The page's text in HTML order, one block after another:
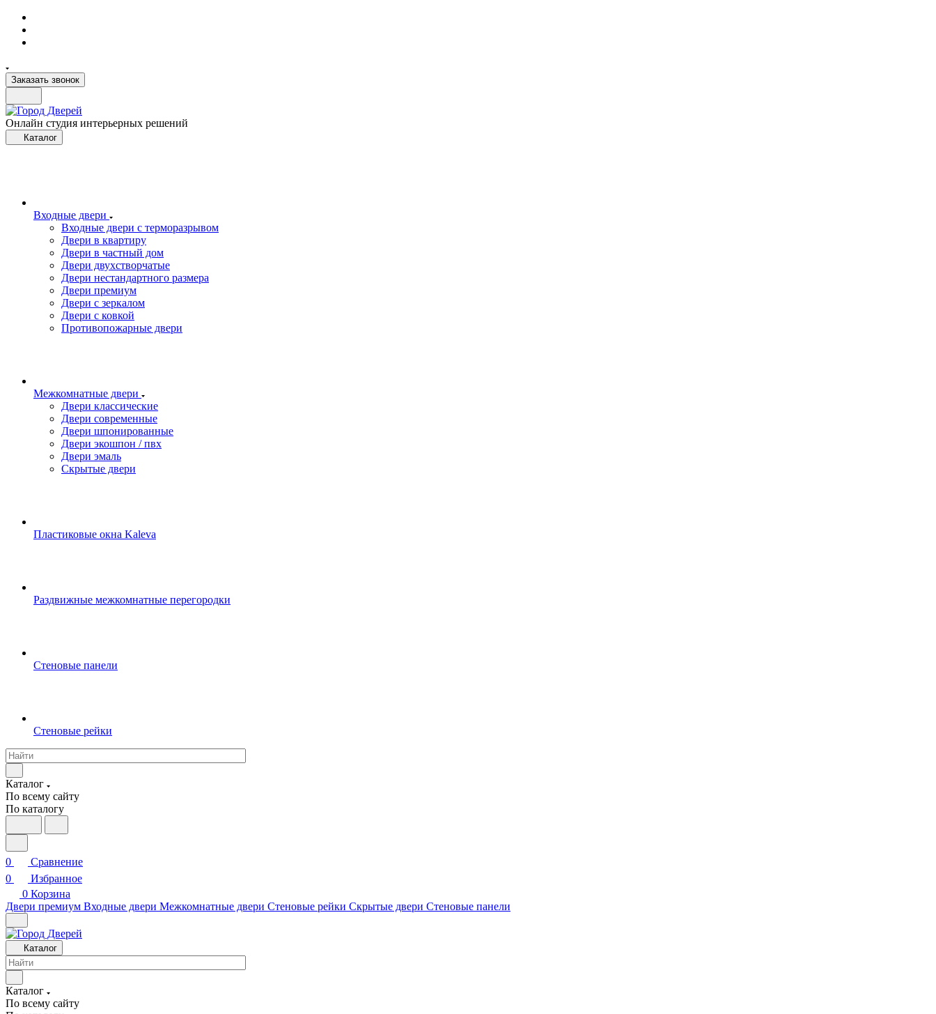
Заказать звонок
Онлайн студия интерьерных решений
Каталог
Входные двери
Входные двери с терморазрывом
Двери в квартиру
Двери в частный дом
Двери двухстворчатые
Двери нестандартного размера
Двери премиум
Двери с зеркалом
Двери с ковкой
Противопожарные двери
Межкомнатные двери
Двери классические
Двери современные
Двери шпонированные
Двери экошпон / пвх
Двери эмаль
Скрытые двери
Пластиковые окна Kaleva
Раздвижные межкомнатные перегородки
Стеновые панели
Стеновые рейки
Каталог
По всему сайту
По каталогу
0
Сравнение
0
Избранное
0 Корзина
Двери премиум Входные двери Межкомнатные двери Стеновые рейки Скрытые двери Стеновые панели
Каталог
Каталог
По всему сайту